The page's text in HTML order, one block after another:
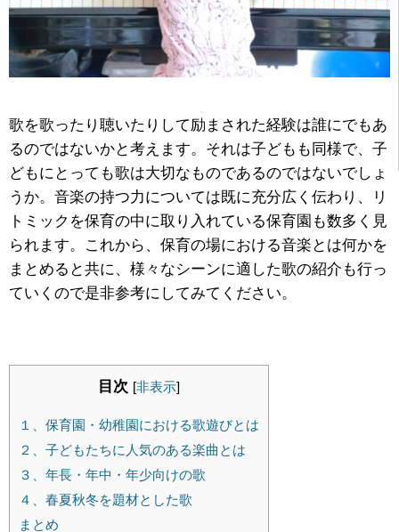
歌を歌ったり聴いたりして励まされた経験は誰にでもあ
るのではないかと考えます。それは子どもも同様で、子
どもにとっても歌は大切なものであるのではないでしょ
うか。音楽の持つ力については既に充分広く伝わり、リ
トミックを保育の中に取り入れている保育園も数多く見
られます。これから、保育の場における音楽とは何かを
まとめると共に、様々なシーンに適した歌の紹介も行っ
ていくので是非参考にしてみてください。
目次 [非表示]
１、保育園・幼稚園における歌遊びとは
２、子どもたちに人気のある楽曲とは
３、年長・年中・年少向けの歌
４、春夏秋冬を題材とした歌
まとめ